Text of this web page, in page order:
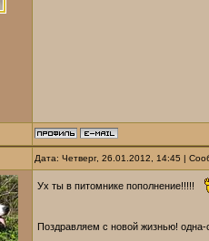
Дата: Четверг, 26.01.2012, 14:45 |
Ух ты в питомнике пополнение!!!!!
Поздравляем с новой жизнью!